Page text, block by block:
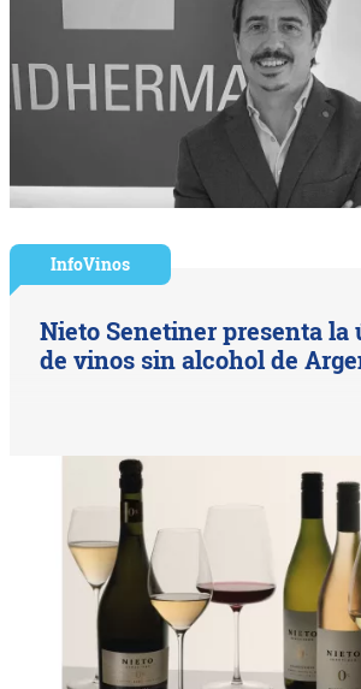
InfoVinos
Nieto Senetiner presenta la
de vinos sin alcohol de